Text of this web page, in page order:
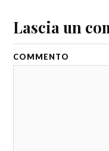
Lascia un
COMMENTO